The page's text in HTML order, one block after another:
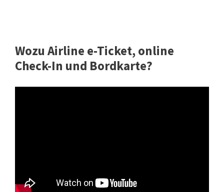
Wozu Airline e-Ticket, online
Check-In und Bordkarte?